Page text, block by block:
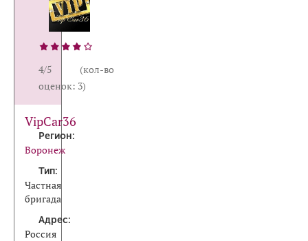
4/5 (кол-во
оценок: 3)
VipCar36
Регион:
Воронеж
Тип:
Частная
бригада
Адрес:
Россия